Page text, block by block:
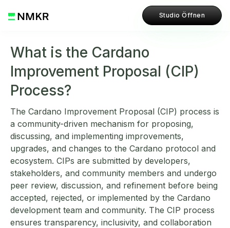
Studio Öffnen
What is the Cardano
Improvement Proposal (CIP)
Process?
The Cardano Improvement Proposal (CIP) process is
a community-driven mechanism for proposing,
discussing, and implementing improvements,
upgrades, and changes to the Cardano protocol and
ecosystem. CIPs are submitted by developers,
stakeholders, and community members and undergo
peer review, discussion, and refinement before being
accepted, rejected, or implemented by the Cardano
development team and community. The CIP process
ensures transparency, inclusivity, and collaboration